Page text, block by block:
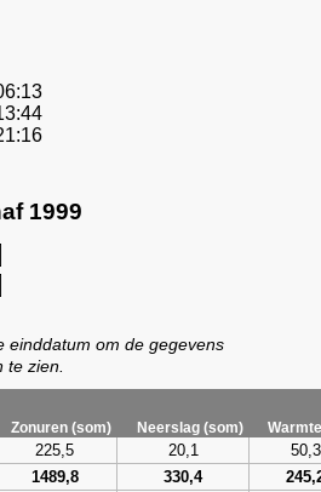
1999
einddatum om de gegevens
te zien.
Zonuren (som) Neerslag (som)
225,5 20,1 50,3
1489,8 330,4